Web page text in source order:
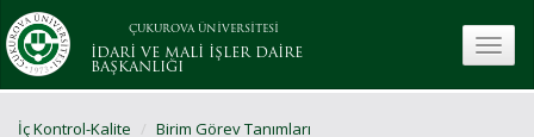
ÇUKUROVA ÜNİVERSİTESİ
İDARİ VE MALİ İŞLER DAİRE
BAŞKANLIĞI
İç Kontrol-Kalite
Birim Görev Tanımları